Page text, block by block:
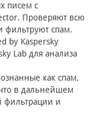
писем с
Проверяют всю
спам.
by Kaspersky
Lab для анализа
как спам,
в дальнейшем
фильтрации и